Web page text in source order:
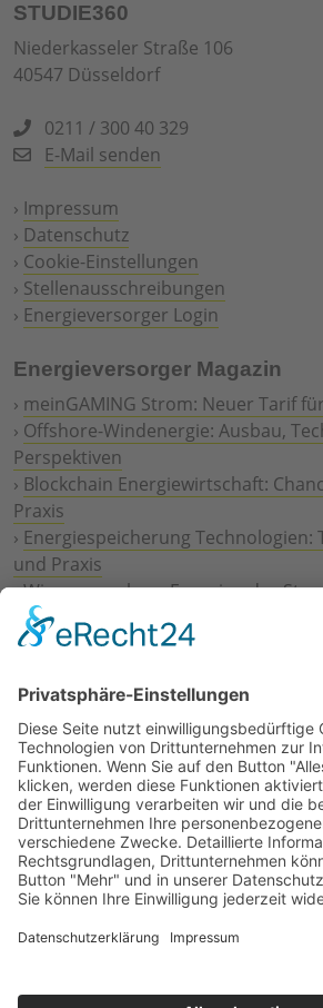
STUDIE360
Niederkasseler Straße 106
40547 Düsseldorf
0211 / 300 40 329
E-Mail senden
› Impressum
› Datenschutz
› Cookie-Einstellungen
› Stellenausschreibungen
› Energieversorger Login
Energieversorger Magazin
› meinGAMING Strom: Neuer Tarif
› Offshore-Windenergie: Ausbau,
Perspektiven
› Blockchain Energiewirtschaft:
Praxis
› Energiespeicherung Technologien:
und Praxis
›Wie erneuerbare Energien das
Digitalisierung Energiewirtschaft:
Prozesse
Geschäftsmodelle
›Vorstandswechsel Westenergie:
befristet
›Wasserstoff-Hochlauf: Dialog,
konkrete Schritte
›Solaranlage Regenbogenfarben: FC
LichtBlick installieren erste weltweite
Jetzt an der STUDIE360
Wir möchten Transparenz mit
kostenlose Teilnahme wichtig. Die